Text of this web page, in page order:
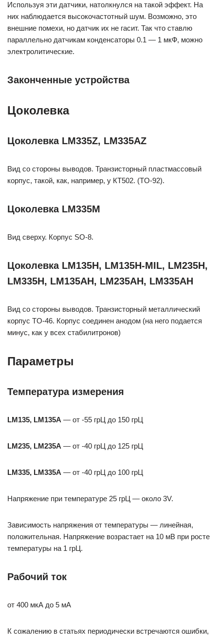
Используя эти датчики, натолкнулся на такой эффект. На
них наблюдается высокочастотный шум. Возможно, это
внешние помехи, но датчик их не гасит. Так что ставлю
параллельно датчикам конденсаторы 0.1 — 1 мкФ, можно
электролитические.
Законченные устройства
Цоколевка
Цоколевка LM335Z, LM335AZ
Вид со стороны выводов. Транзисторный пластмассовый
корпус, такой, как, например, у КТ502. (TO-92).
Цоколевка LM335M
Вид сверху. Корпус SO-8.
Цоколевка LM135H, LM135H-MIL, LM235H,
LM335H, LM135AH, LM235AH, LM335AH
Вид со стороны выводов. Транзисторный металлический
корпус TO-46. Корпус соединен анодом (на него подается
минус, как у всех стабилитронов)
Параметры
Температура измерения
LM135, LM135A — от -55 грЦ до 150 грЦ
LM235, LM235A — от -40 грЦ до 125 грЦ
LM335, LM335A — от -40 грЦ до 100 грЦ
Напряжение при температуре 25 грЦ — около 3V.
Зависимость напряжения от температуры — линейная,
положительная. Напряжение возрастает на 10 мВ при росте
температуры на 1 грЦ.
Рабочий ток
от 400 мкА до 5 мА
К сожалению в статьях периодически встречаются ошибки,